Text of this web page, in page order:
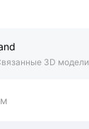
3D модели